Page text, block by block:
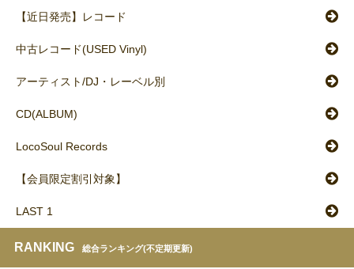
【近日発売】レコード
中古レコード(USED Vinyl)
アーティスト/DJ・レーベル別
CD(ALBUM)
LocoSoul Records
【会員限定割引対象】
LAST 1
RANKING 総合ランキング(不定期更新)